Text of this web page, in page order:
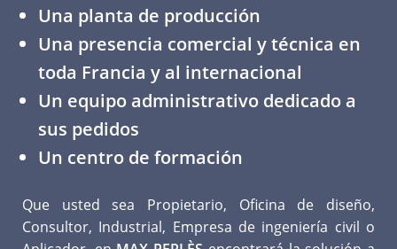
Una planta de producción
Una presencia comercial y técnica en
toda Francia y al internacional
Un equipo administrativo dedicado a
sus pedidos
Un centro de formación
Que usted sea Propietario, Oficina de diseño,
Consultor, Industrial, Empresa de ingeniería civil o